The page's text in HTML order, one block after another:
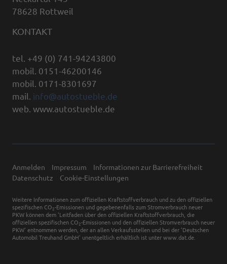
78628 Rottweil
KONTAKT
tel. +49 (0) 741-94243800
mobil. 0151-46200146
mobil. 0171-8301697
mail. info@autostueble.de
web. www.autostueble.de
Anmelden Impressum
Informationen zur Barrierefreiheit
Datenschutz
Cookie-Einstellungen
Weitere Informationen zum offiziellen Kraftstoffverbrauch und zu den offiziellen
spezifischen CO 2-Emissionen und gegebenenfalls zum Stromverbrauch neuer
PKW können dem 'Leitfaden über den offiziellen Kraftstoffverbrauch, die
offiziellen spezifischen CO 2-Emissionen und den offiziellen Stromverbrauch neuer
PKW' entnommen werden, der an allen Verkaufsstellen und bei der 'Deutschen
Automobil Treuhand GmbH' unentgeltlich erhältlich ist unter www.dat.de.